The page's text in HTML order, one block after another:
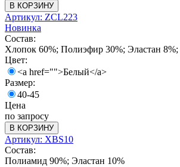
В КОРЗИНУ
Артикул: ZCL223
Новинка
Состав:
Хлопок 60%; Полиэфир 30%; Эластан
Цвет:
<a href="">Белый</a>
Размер:
40-45
Цена
по запросу
В КОРЗИНУ
Артикул: XBS10
Состав:
Полиамид 90%; Эластан 10%